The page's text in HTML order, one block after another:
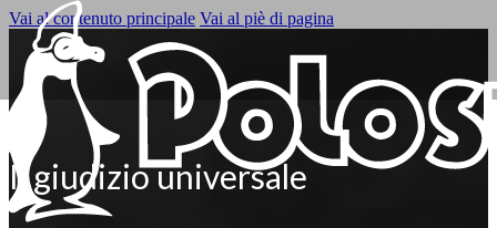
Vai al contenuto principale Vai al piè di pagina
Il giudizio universale